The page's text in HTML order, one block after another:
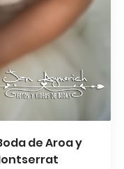
de Aroa y